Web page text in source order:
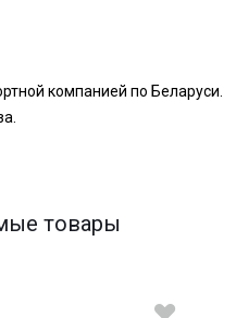
компанией по Беларуси.
товары